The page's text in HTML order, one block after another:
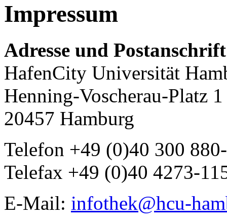
Impressum
Adresse und Postanschrift
HafenCity Universität
Henning-Voscherau-Platz 1
20457 Hamburg
Telefon +49 (0)40 300
Telefax +49 (0)40 4273-
E-Mail: infothek@hcu-